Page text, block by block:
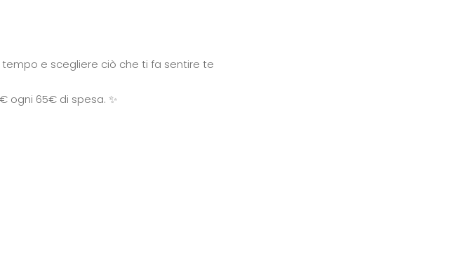
e scegliere ciò che ti fa sentire te
ogni 65€ di spesa. ✨